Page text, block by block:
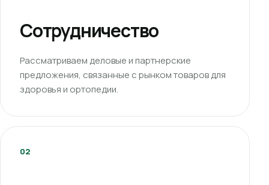
Сотрудничество
Рассматриваем деловые и партнерские
предложения, связанные с рынком товаров для
здоровья и ортопедии.
02